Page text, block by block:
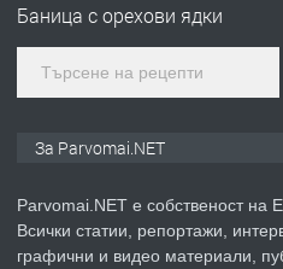
Баница с орехови ядки
За Parvomai.NET
Parvomai.NET е собственост
Всички статии, репортажи,
графични и видео материали,